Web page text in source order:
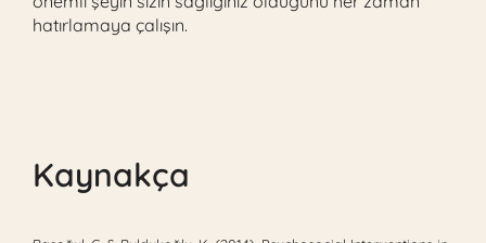
hatırlamaya çalışın.
Kaynakça